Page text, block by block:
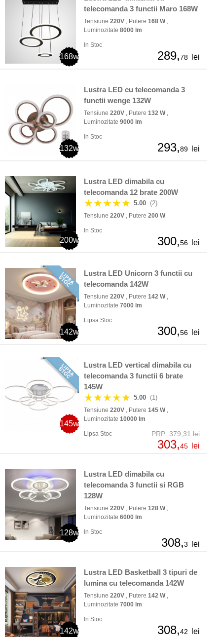
168w
telecomanda 3 functii Maro 168W
Tensiune 220V , Putere 168 W,
Luminozitate 8000 lm
In Stoc
289,78 lei
132w
Lustra LED cu telecomanda 3
functii wenge 132W
Tensiune 220V , Putere 132 W,
Luminozitate 9000 lm
In Stoc
293,89 lei
200w
Lustra LED dimabila cu
telecomanda 12 brate 200W
★★★★★ 5.00 (2)
Tensiune 220V , Putere 200 W
In Stoc
300,56 lei
142w
Lustra LED Unicorn 3 functii cu
telecomanda 142W
Tensiune 220V , Putere 142 W,
Luminozitate 7000 lm
Lipsa Stoc
300,56 lei
145w
Lustra LED vertical dimabila cu
telecomanda 3 functii 6 brate
145W
★★★★★ 5.00 (1)
Tensiune 220V , Putere 145 W,
Luminozitate 10000 lm
Lipsa Stoc PRP: 379,31 lei
303,45 lei
128w
Lustra LED dimabila cu
telecomanda 3 functii si RGB
128W
Tensiune 220V , Putere 128 W,
Luminozitate 6000 lm
In Stoc
308,3 lei
142w
Lustra LED Basketball 3 tipuri de
lumina cu telecomanda 142W
Tensiune 220V , Putere 142 W,
Luminozitate 7000 lm
In Stoc
308,42 lei